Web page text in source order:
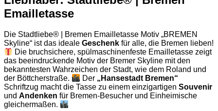
Emailletasse
Die Stadtliebe® | Bremen Emailletasse Motiv „BREMEN
Skyline“ ist das ideale Geschenk für alle, die Bremen lieben!
Die bruchsichere, spülmaschinenfeste Emailletasse zeigt
das beeindruckende Motiv der Bremer Skyline mit den
bekanntesten Wahrzeichen der Stadt, wie dem Roland und
der Böttcherstraße.
Der „Hansestadt Bremen“
Schriftzug macht die Tasse zu einem einzigartigen Souvenir
und Andenken für Bremen-Besucher und Einheimische
gleichermaßen.